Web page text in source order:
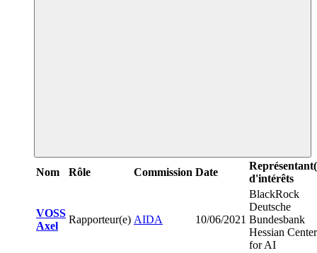
Nom Rôle Commission Date
d'intérêts
VOSS
Axel
Rapporteur(e) AIDA 10/06/2021
BlackRock
Deutsche
Bundesbank
Hessian Center
for AI